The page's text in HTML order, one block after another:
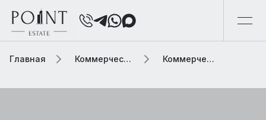
Главная Коммерческая недвижимость Коммерческая недвижимость стрелецкая слобода